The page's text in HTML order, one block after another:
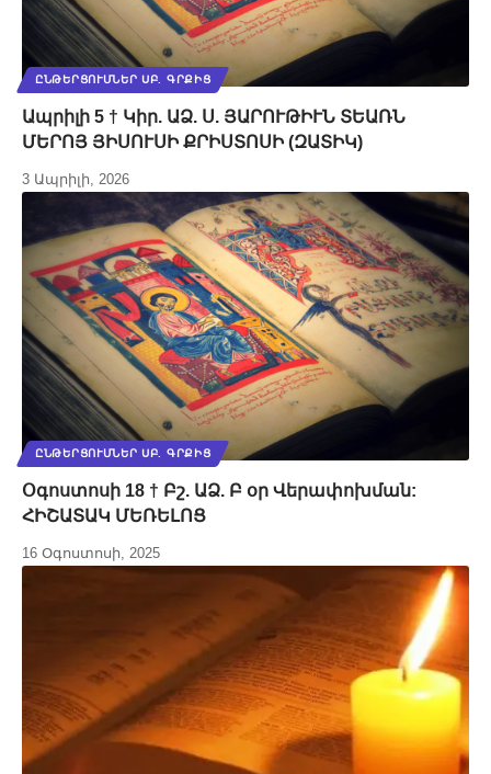
ԸՆԹԵՐՑՈՒՄՆԵՐ ՍԲ. ԳՐՔԻՑ
Ապրիլի 5 † Կիր. ԱՁ. Ս. ՅԱՐՈՒԹԻՒՆ ՏԵԱՌՆ
ՄԵՐՈՅ ՅԻՍՈՒՍԻ ՔՐԻՍՏՈՍԻ (ԶԱՏԻԿ)
3 Ապրիլի, 2026
ԸՆԹԵՐՑՈՒՄՆԵՐ ՍԲ. ԳՐՔԻՑ
Օգոստոսի 18 † Բշ. ԱՁ. Բ օր Վերափոխման:
ՀԻՇԱՏԱԿ ՄԵՌԵԼՈՑ
16 Օգոստոսի, 2025